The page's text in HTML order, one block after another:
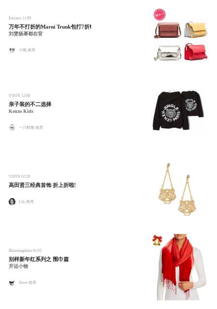
Forzieri 11/09
万年不打折的Marni Trunk包打7折❗️
刘雯杨幂都在背
小熊 推荐
YOOX 12/08
亲子装的不二选择
Kenzo Kids
一只螃蟹 推荐
YOOX 02/28
高田贤三经典首饰 折上折啦!
Lily 推荐
Bloomingdales 01/02
别样新年红系列之 围巾篇
开运小物
Dove 推荐